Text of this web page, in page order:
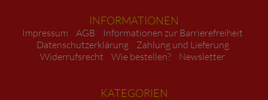
INFORMATIONEN
Impressum AGB
Informationen zur Barrierefreiheit
Datenschutzerklärung
Zahlung und Lieferung
Widerrufsrecht
Wie bestellen? Newsletter
KATEGORIEN